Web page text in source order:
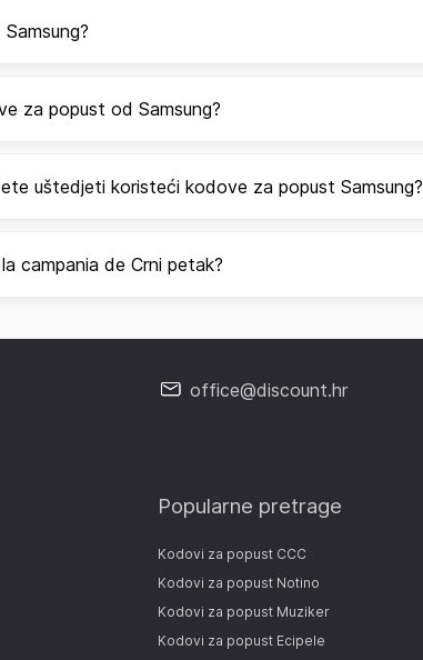
za popust od Samsung?
uštedjeti koristeći kodove za popust Samsung?
campania de Crni petak?
office@discount.hr
Popularne pretrage
Kodovi za popust CCC
Kodovi za popust Notino
Kodovi za popust Muziker
Kodovi za popust Ecipele